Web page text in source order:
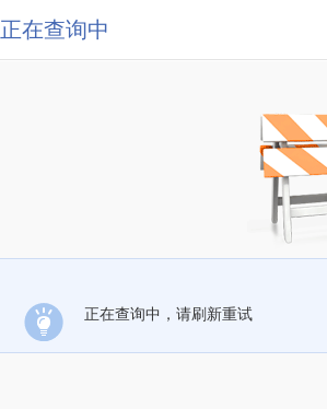
正在查询中
正在查询中，请刷新重试